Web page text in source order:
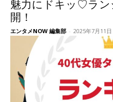
魅力にドキッ♡ラン
開！
エンタメNOW 編集部 - 2025年7月11日